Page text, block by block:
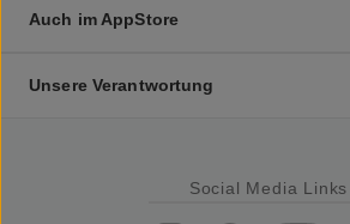
Auch im AppStore
Unsere Verantwortung
Social Media Links